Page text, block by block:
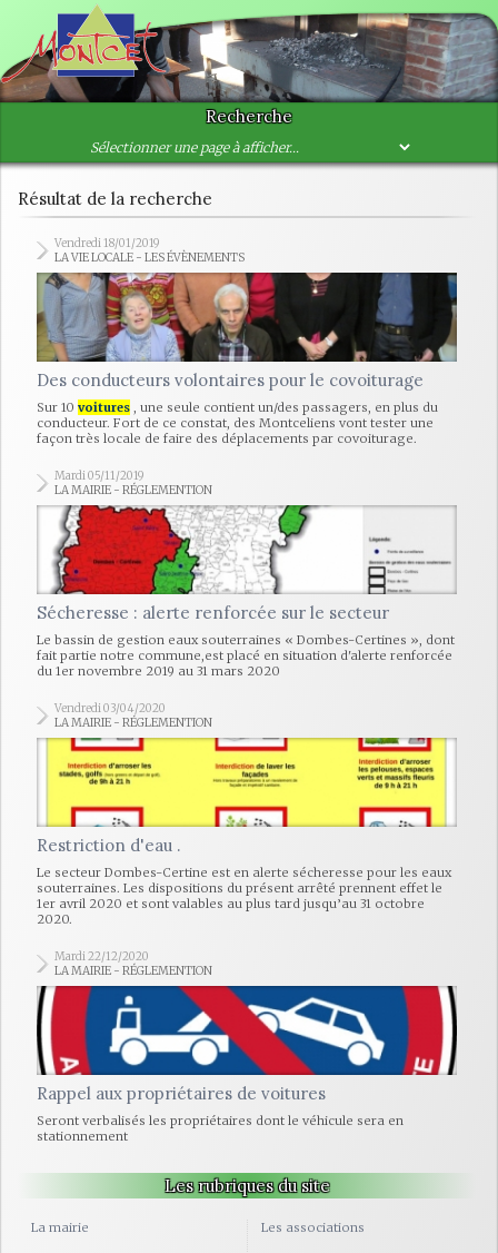
Recherche
Résultat de la recherche
Vendredi 18/01/2019
LA VIE LOCALE - LES ÉVÈNEMENTS
Des conducteurs volontaires pour le covoiturage
Sur 10 voitures , une seule contient un/des passagers, en plus du
conducteur. Fort de ce constat, des Montceliens vont tester une
façon très locale de faire des déplacements par covoiturage.
Mardi 05/11/2019
LA MAIRIE - RÉGLEMENTION
Sécheresse : alerte renforcée sur le secteur
Le bassin de gestion eaux souterraines « Dombes-Certines », dont
fait partie notre commune,est placé en situation d'alerte renforcée
du 1er novembre 2019 au 31 mars 2020
Vendredi 03/04/2020
LA MAIRIE - RÉGLEMENTION
Restriction d'eau .
Le secteur Dombes-Certine est en alerte sécheresse pour les eaux
souterraines. Les dispositions du présent arrêté prennent effet le
1er avril 2020 et sont valables au plus tard jusqu’au 31 octobre
2020.
Mardi 22/12/2020
LA MAIRIE - RÉGLEMENTION
Rappel aux propriétaires de voitures
Seront verbalisés les propriétaires dont le véhicule sera en
stationnement
Les rubriques du site
La mairie Les associations